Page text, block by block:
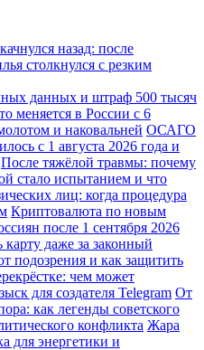
назад: после
столкнулся с резким
данных и штраф 500 тысяч
меняется в России с 6
и наковальней ОСАГО
с 1 августа 2026 года и
После тяжёлой травмы: почему
стало испытанием и что
лиц: когда процедура
Криптовалюта по новым
после 1 сентября 2026
даже за законный
подозрения и как защитить
чем может
для создателя Telegram От
как легенды советского
конфликта Жара
для энергетики и